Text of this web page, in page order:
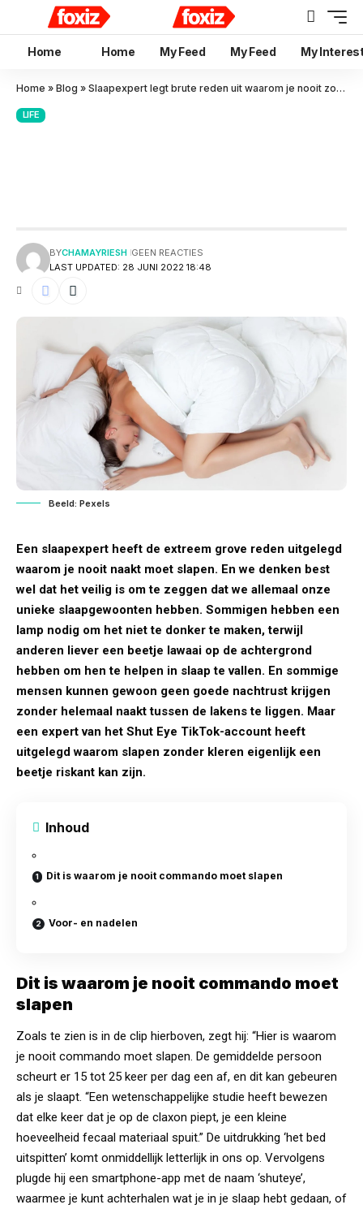
Home Home My Feed My Feed My
Home » Blog » Slaapexpert legt brute reden uit waarom je nooit zonder kleren moet slapen
LIFE
LAST UPDATED: 28 JUNI 2022 18:48
BYCHAMAYRIESH GEEN REACTIES
Beeld: Pexels
Een slaapexpert heeft de extreem grove reden uitgelegd
waarom je nooit naakt moet slapen. En we denken best
wel dat het veilig is om te zeggen dat we allemaal onze
unieke slaapgewoonten hebben. Sommigen hebben een
lamp nodig om het niet te donker te maken, terwijl
anderen liever een beetje lawaai op de achtergrond
hebben om hen te helpen in slaap te vallen. En sommige
mensen kunnen gewoon geen goede nachtrust krijgen
zonder helemaal naakt tussen de lakens te liggen. Maar
een expert van het Shut Eye TikTok-account heeft
uitgelegd waarom slapen zonder kleren eigenlijk een
beetje riskant kan zijn.
Inhoud
Dit is waarom je nooit commando moet slapen
Voor- en nadelen
Dit is waarom je nooit commando moet
slapen
Zoals te zien is in de clip hierboven, zegt hij: “Hier is waarom
je nooit commando moet slapen. De gemiddelde persoon
scheurt er 15 tot 25 keer per dag een af, en dit kan gebeuren
als je slaapt. “Een wetenschappelijke studie heeft bewezen
dat elke keer dat je op de claxon piept, je een kleine
hoeveelheid fecaal materiaal spuit.” De uitdrukking ‘het bed
uitspitten’ komt onmiddellijk letterlijk in ons op. Vervolgens
plugde hij een smartphone-app met de naam ‘shuteye’,
waarmee je kunt achterhalen wat je in je slaap hebt gedaan, of